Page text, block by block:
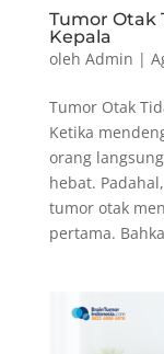
Tumor Otak
Kepala
oleh Admin |
Tumor Otak
Ketika
orang
hebat.
tumor otak
pertama.